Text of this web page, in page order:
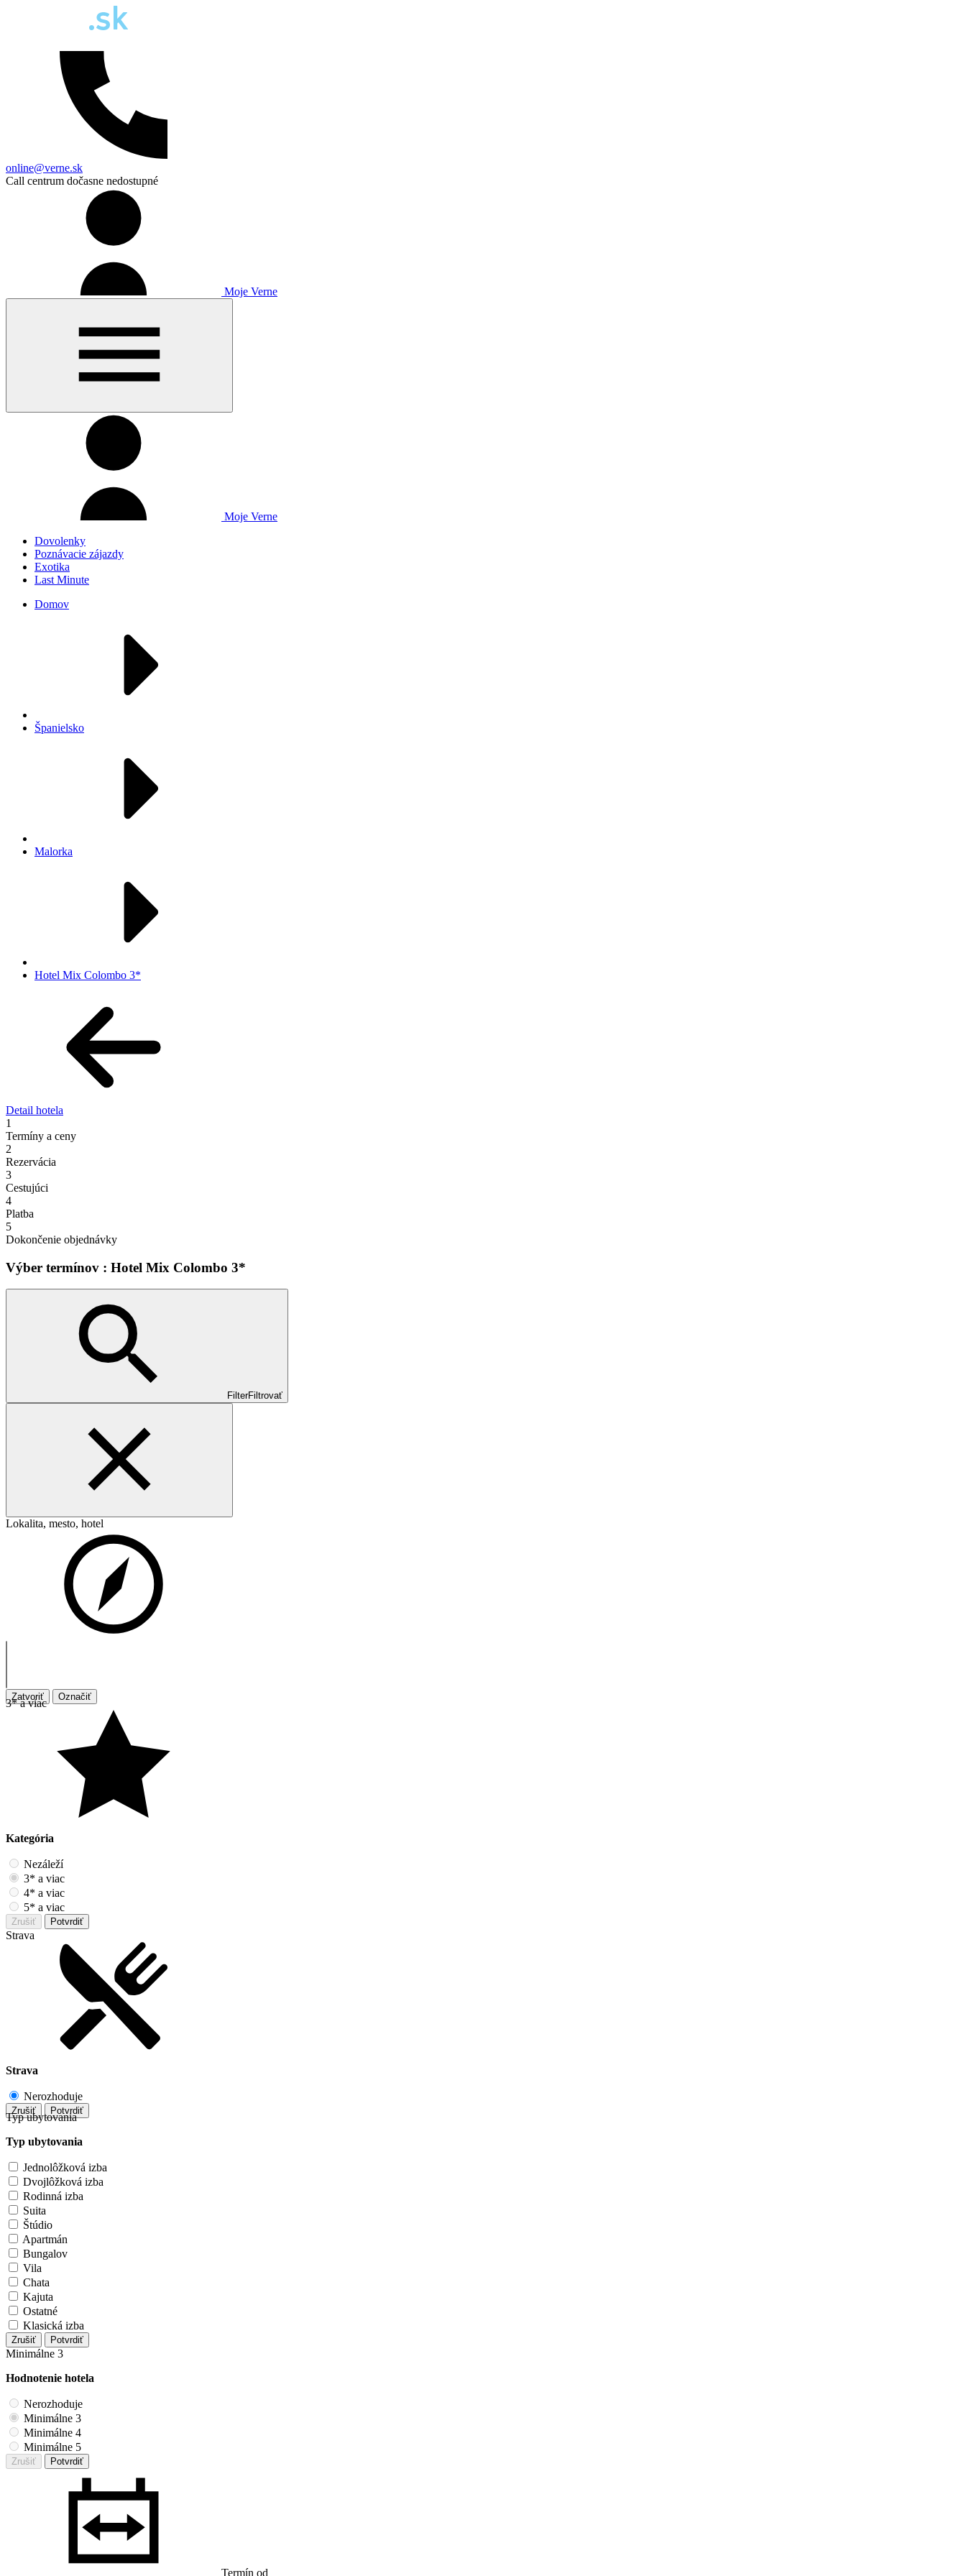
online@verne.sk
Call centrum dočasne nedostupné
Moje Verne
Moje Verne
Dovolenky
Poznávacie zájazdy
Exotika
Last Minute
Domov
Španielsko
Malorka
Hotel Mix Colombo 3*
Detail hotela
1
Termíny a ceny
2
Rezervácia
3
Cestujúci
4
Platba
5
Dokončenie objednávky
Výber termínov : Hotel Mix Colombo 3*
FilterFiltrovať
Lokalita, mesto, hotel
Zatvoriť Označiť
3* a viac
Kategória
Nezáleží
3* a viac
4* a viac
5* a viac
Zrušiť Potvrdiť
Strava
Strava
Nerozhoduje
Zrušiť Potvrdiť
Typ ubytovania
Typ ubytovania
Jednolôžková izba
Dvojlôžková izba
Rodinná izba
Suita
Štúdio
Apartmán
Bungalov
Vila
Chata
Kajuta
Ostatné
Klasická izba
Zrušiť Potvrdiť
Minimálne 3
Hodnotenie hotela
Nerozhoduje
Minimálne 3
Minimálne 4
Minimálne 5
Zrušiť Potvrdiť
Termín od